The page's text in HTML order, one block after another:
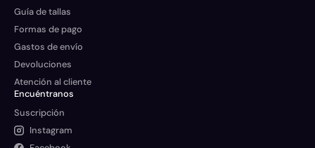
Guía de tallas
Formas de pago
Gastos de envío
Devoluciones
Atención al cliente
Encuéntranos
Suscripción
Instagram